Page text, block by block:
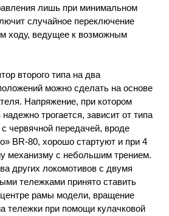
лишь при минимальном
случайное переключение
ходу, ведущее к возможным
второго типа на два
можно сделать на основе
Напряжение, при котором
трогается, зависит от типа
червячной передачей, вроде
BR-80, хорошо стартуют и при 4
механизму с небольшим трением.
других локомотивов с двумя
тележками принято ставить
рамы модели, вращение
тележки при помощи кулачковой